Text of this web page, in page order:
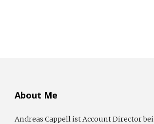
About Me
Andreas Cappell ist Account Director bei